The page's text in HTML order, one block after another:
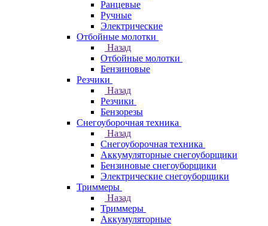
Ранцевые
Ручные
Электрические
Отбойные молотки
Назад
Отбойные молотки
Бензиновые
Резчики
Назад
Резчики
Бензорезы
Снегоуборочная техника
Назад
Снегоуборочная техника
Аккумуляторные снегоуборщики
Бензиновые снегоуборщики
Электрические снегоуборщики
Триммеры
Назад
Триммеры
Аккумуляторные